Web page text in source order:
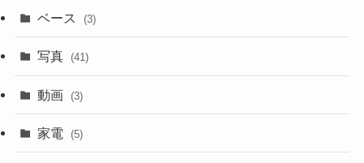
ベース (3)
写真 (41)
動画 (3)
家電 (5)